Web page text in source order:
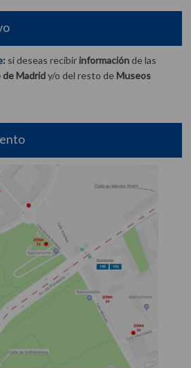
si deseas recibirinformación de las
de Madridy/o del resto deMuseos